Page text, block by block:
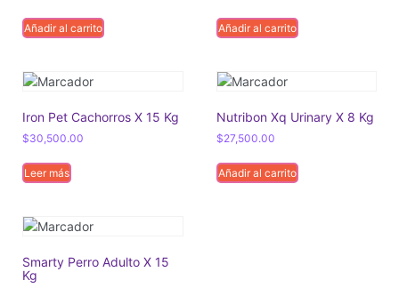
Añadir al carrito Añadir al carrito
Iron Pet Cachorros X 15 Kg
$30,500.00
Leer más
Nutribon Xq Urinary X 8 Kg
$27,500.00
Añadir al carrito
Smarty Perro Adulto X 15
Kg